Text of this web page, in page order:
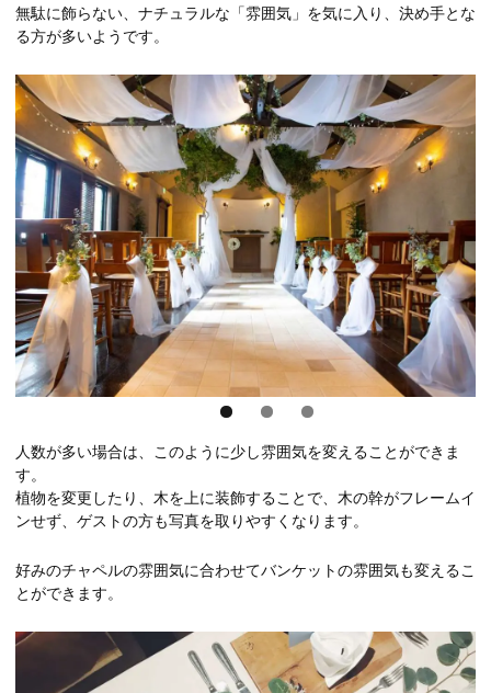
無駄に飾らない、ナチュラルな「雰囲気」を気に入り、決め手とな
る方が多いようです。
人数が多い場合は、このように少し雰囲気を変えることができま
す。
植物を変更したり、木を上に装飾することで、木の幹がフレームイ
ンせず、ゲストの方も写真を取りやすくなります。
好みのチャペルの雰囲気に合わせてバンケットの雰囲気も変えるこ
とができます。